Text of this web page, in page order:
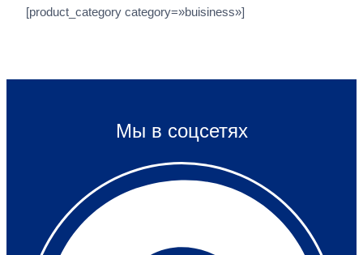
[product_category category=»buisiness»]
Мы в соцсетях